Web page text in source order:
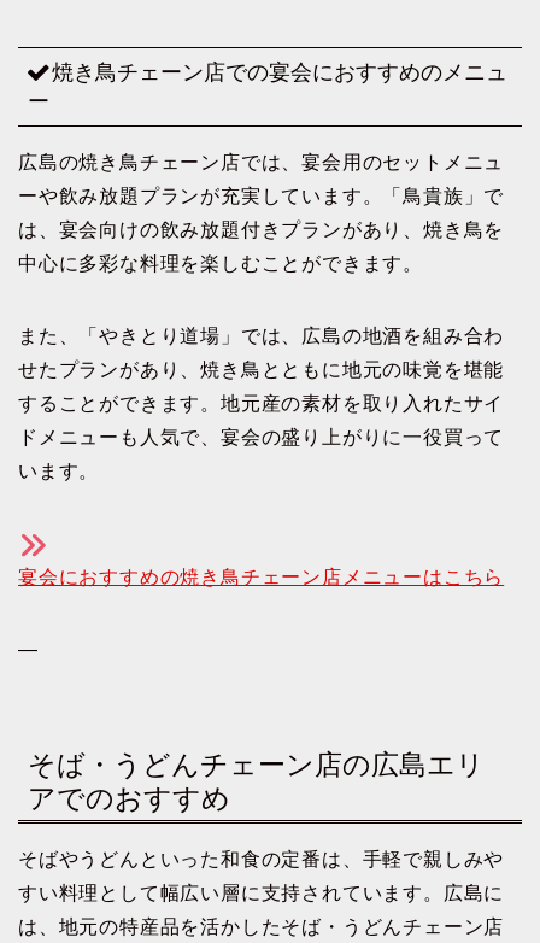
焼き鳥チェーン店での宴会におすすめのメニュ
ー
広島の焼き鳥チェーン店では、宴会用のセットメニュ
ーや飲み放題プランが充実しています。「鳥貴族」で
は、宴会向けの飲み放題付きプランがあり、焼き鳥を
中心に多彩な料理を楽しむことができます。
また、「やきとり道場」では、広島の地酒を組み合わ
せたプランがあり、焼き鳥とともに地元の味覚を堪能
することができます。地元産の素材を取り入れたサイ
ドメニューも人気で、宴会の盛り上がりに一役買って
います。
宴会におすすめの焼き鳥チェーン店メニューはこちら
—
そば・うどんチェーン店の広島エリ
アでのおすすめ
そばやうどんといった和食の定番は、手軽で親しみや
すい料理として幅広い層に支持されています。広島に
は、地元の特産品を活かしたそば・うどんチェーン店